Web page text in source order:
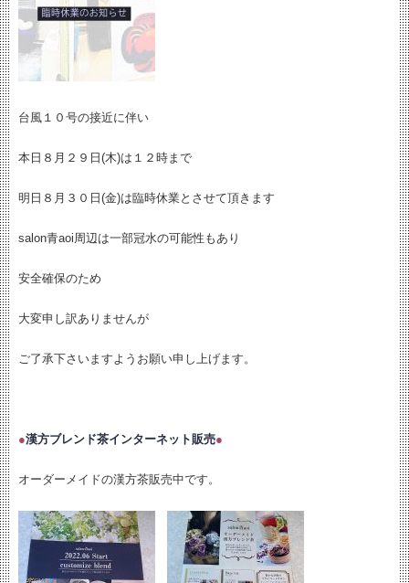
台風１０号の接近に伴い
本日８月２９日(木)は１２時まで
明日８月３０日(金)は臨時休業とさせて頂きます
salon青aoi周辺は一部冠水の可能性もあり
安全確保のため
大変申し訳ありませんが
ご了承下さいますようお願い申し上げます。
●漢方ブレンド茶インターネット販売●
オーダーメイドの漢方茶販売中です。